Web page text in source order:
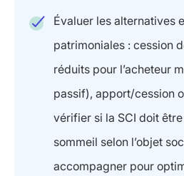
Évaluer les alternatives
patrimoniales : cession
réduits pour l’acheteur
passif), apport/cession
vérifier si la SCI doit
sommeil selon l’objet
accompagner pour